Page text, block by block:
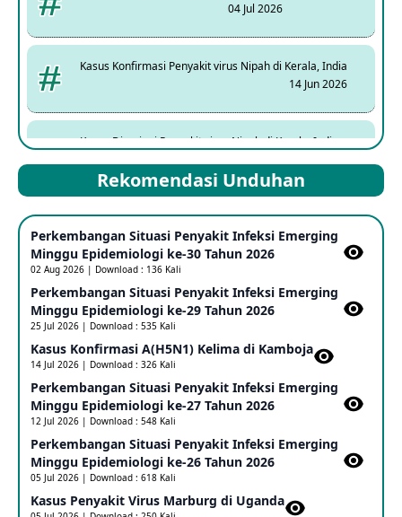
04 Jul 2026
Kasus Konfirmasi Penyakit virus Nipah di Kerala, India
14 Jun 2026
Kasus Dicurigai Penyakit virus Nipah di Kerala, India
Mpox Clade 1b di Taiwan
25 May 2026
Update Informasi PHEIC Penyakit Ebola
23 May 2026
Penetapan Outbreak Penyakit Ebola di RD Kongo dan
Uganda Sebagai PHEIC
17 May 2026
Outbreak Penyakti Ebola di RD Kongo
16 May 2026
Rekomendasi Unduhan
Perkembangan Situasi Penyakit Infeksi Emerging
Minggu Epidemiologi ke-30 Tahun 2026
02 Aug 2026 | Download : 136 Kali
Perkembangan Situasi Penyakit Infeksi Emerging
Minggu Epidemiologi ke-29 Tahun 2026
25 Jul 2026 | Download : 535 Kali
Kasus Konfirmasi A(H5N1) Kelima di Kamboja​
14 Jul 2026 | Download : 326 Kali
Perkembangan Situasi Penyakit Infeksi Emerging
Minggu Epidemiologi ke-27 Tahun 2026
12 Jul 2026 | Download : 548 Kali
Perkembangan Situasi Penyakit Infeksi Emerging
Minggu Epidemiologi ke-26 Tahun 2026
05 Jul 2026 | Download : 618 Kali
Kasus Penyakit Virus Marburg di Uganda